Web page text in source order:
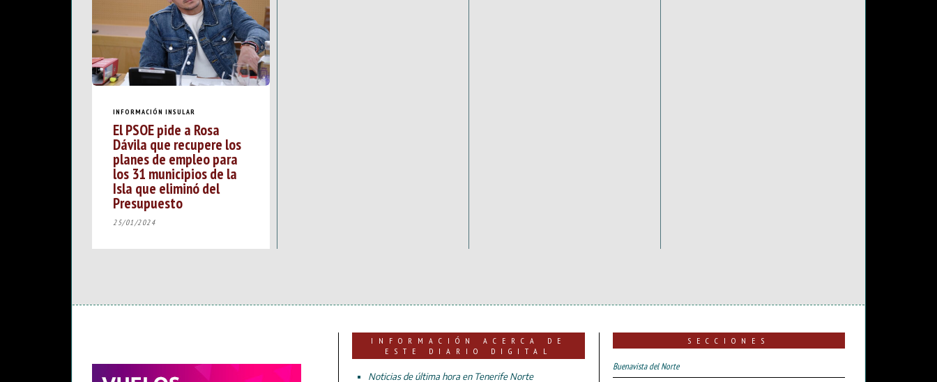
INFORMACIÓN INSULAR
El PSOE pide a Rosa
Dávila que recupere los
planes de empleo para
los 31 municipios de la
Isla que eliminó del
Presupuesto
25/01/2024
INFORMACIÓN ACERCA DE
ESTE DIARIO DIGITAL
Noticias de última hora en Tenerife Norte
SECCIONES
Buenavista del Norte